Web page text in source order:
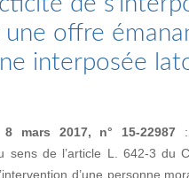
une offre
interposée
mars 2017, n° 15-22987 :
sens de l’article L. 642-3 du
d’une personne